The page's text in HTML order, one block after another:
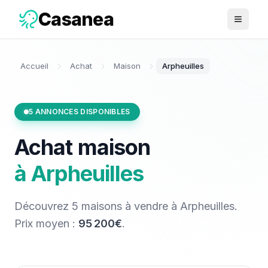
Casanea Ouvrir
Accueil Achat Maison Arpheuilles
5 ANNONCES DISPONIBLES
Achat maison
àArpheuilles
Découvrez 5 maisons à vendre à Arpheuilles.
Prix moyen : 95 200€.